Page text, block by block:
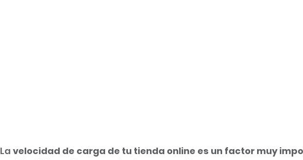
La velocidad de carga de tu tienda online es un factor muy